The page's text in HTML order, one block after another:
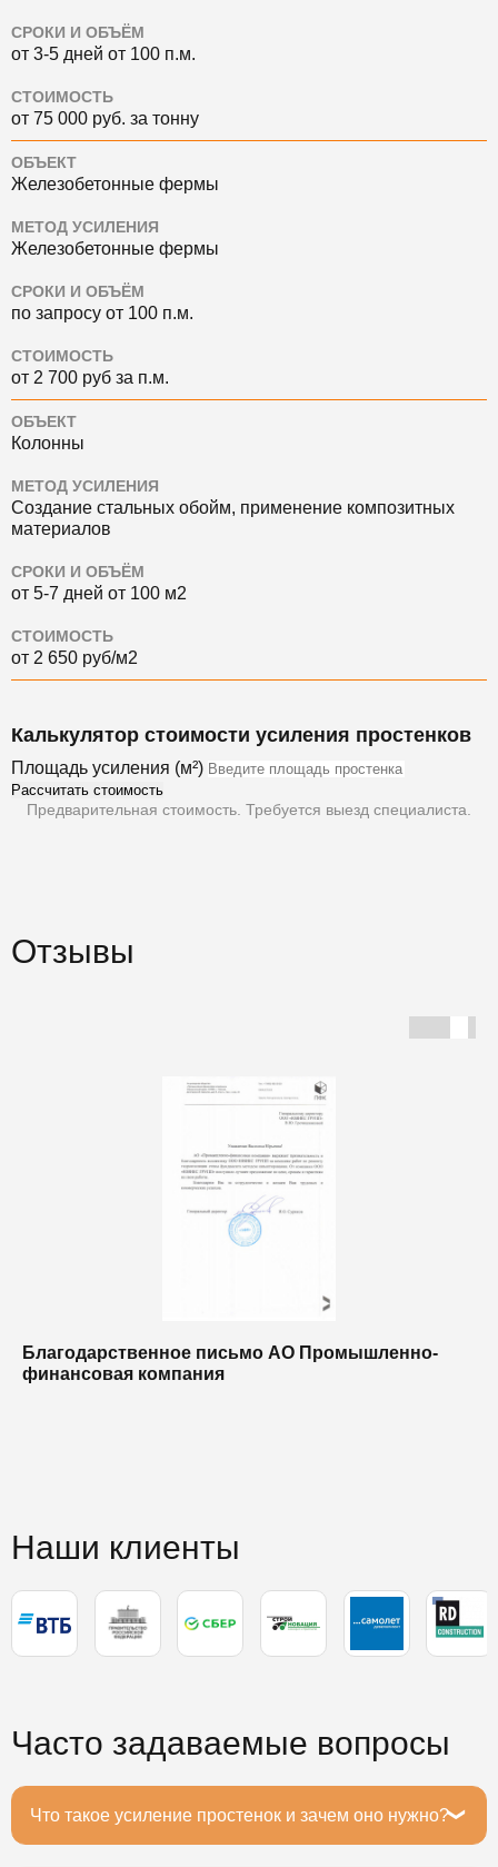
СРОКИ И ОБЪЁМ
от 3-5 дней от 100 п.м.
СТОИМОСТЬ
от 75 000 руб. за тонну
ОБЪЕКТ
Железобетонные фермы
МЕТОД УСИЛЕНИЯ
Железобетонные фермы
СРОКИ И ОБЪЁМ
по запросу от 100 п.м.
СТОИМОСТЬ
от 2 700 руб за п.м.
ОБЪЕКТ
Колонны
МЕТОД УСИЛЕНИЯ
Создание стальных обойм, применение композитных
материалов
СРОКИ И ОБЪЁМ
от 5-7 дней от 100 м2
СТОИМОСТЬ
от 2 650 руб/м2
Калькулятор стоимости усиления простенков
Площадь усиления (м²)
Рассчитать стоимость
Предварительная стоимость. Требуется выезд специалиста.
Отзывы
Благодарственное письмо АО Промышленно-
финансовая компания
Наши клиенты
Часто задаваемые вопросы
Что такое усиление простенок и зачем оно нужно?